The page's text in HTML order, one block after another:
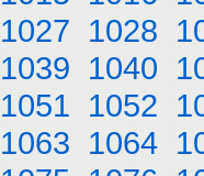
1027 1028
1039 1040
1051 1052
1063 1064